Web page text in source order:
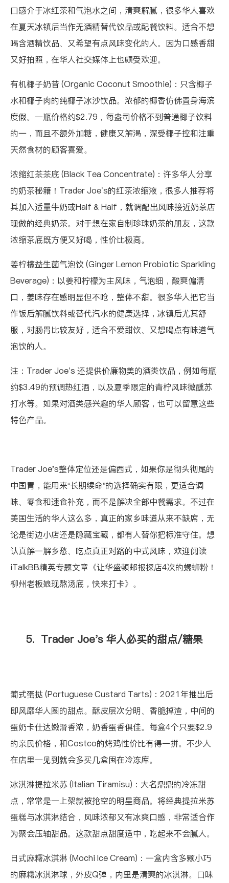
口感介于冰红茶和气泡水之间，清爽解腻，很多华人喜欢
在夏天冰镇后当作无酒精替代饮品或配餐饮料。适合不想
喝含酒精饮品、又希望有点风味变化的人。因为口感香甜
又好拍照，在华人社交媒体上也颇受欢迎。
有机椰子奶昔 (Organic Coconut Smoothie) ：只含椰子
水和椰子肉的纯椰子冰沙饮品。浓郁的椰香仿佛置身海滨
度假。一瓶价格约$2.79，每盎司价格不到普通椰子饮料
的一，而且不额外加糖，健康又解渴，深受椰子控和注重
天然食材的顾客喜爱。
浓缩红茶茶底 (Black Tea Concentrate) ：许多华人分享
的奶茶秘籍！Trader Joe’s的红茶浓缩液，很多人推荐将
其加入适量牛奶或Half & Half，就调配出风味接近奶茶店
现做的经典奶茶。对于想在家自制珍珠奶茶的朋友，这款
浓缩茶底既方便又好喝，性价比极高。
姜柠檬益生菌气泡饮 (Ginger Lemon Probiotic Sparkling
Beverage) ：以姜和柠檬为主风味，气泡细，酸爽偏清
口，姜味存在感明显但不呛，整体不甜。很多华人把它当
作饭后解腻饮料或替代汽水的健康选择，冰镇后尤其舒
服，对肠胃比较友好，适合不爱甜饮、又想喝点有味道气
泡饮的人。
注：Trader Joe’s 还提供价廉物美的酒类饮品，例如每瓶
约$3.49的预调热红酒，以及夏季限定的青柠风味微醺苏
打水等。如果对酒类感兴趣的华人顾客，也可以留意这些
特色产品。
Trader Joe's整体定位还是偏西式，如果你是彻头彻尾的
中国胃，能用来“长期续命”的选择确实有限，更适合调
味、零食和速食补充，而不是解决全部中餐需求。不过在
美国生活的华人这么多，真正的家乡味道从来不缺席，无
论是街边小店还是隐藏宝藏，都有人替你把标准守住。想
认真解一解乡愁、吃点真正对路的中式风味，欢迎阅读
iTalkBB精英专题文章 《让华盛顿邮报探店4次的螺蛳粉！
柳州老板娘现熬汤底，快来打卡》 。
5. Trader Joe's 华人必买的甜点/糖果
葡式蛋挞 (Portuguese Custard Tarts) ：2021年推出后
即风靡华人圈的甜点。酥皮层次分明、香脆掉渣，中间的
蛋奶卡仕达嫩滑香浓，奶香蛋香俱佳。每盒4个只要$2.9
的亲民价格，和Costco的烤鸡性价比有得一拼。不少人
在店里一见到就会多买几盒囤在冷冻库。
冰淇淋提拉米苏 (Italian Tiramisu) ：大名鼎鼎的冷冻甜
点，常常是一上架就被抢空的明星商品。将经典提拉米苏
蛋糕与冰淇淋结合，风味浓郁又有冰爽口感，非常适合作
为聚会压轴甜品。这款甜点甜度适中，吃起来不会腻人。
日式麻糬冰淇淋 (Mochi Ice Cream) ：一盒内含多颗小巧
的麻糬冰淇淋球，外皮Q弹，内里是清爽的冰淇淋。口味